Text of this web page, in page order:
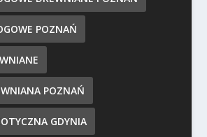
POZNAŃ
POZNAŃ
GDYNIA